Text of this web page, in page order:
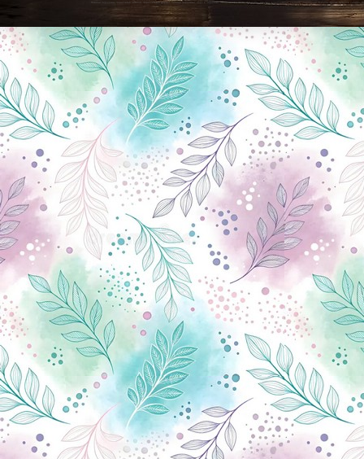
Новини Чернігова, Чернігівські новини, Чернігівський формат, новини Чернігова, події в Чернігові: політика, економіка, аналітика, культура, відеоновини, екологія, спортивний Чернігів, туризм, Чернігів